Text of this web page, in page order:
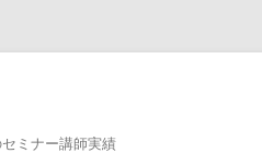
ミナー講師実績